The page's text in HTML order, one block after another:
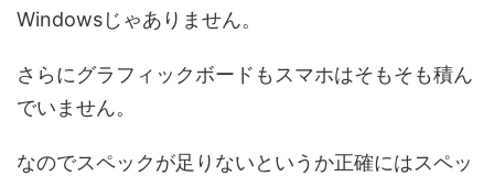
Windowsじゃありません。
さらにグラフィックボードもスマホはそもそも積ん
でいません。
なのでスペックが足りないというか正確にはスペッ